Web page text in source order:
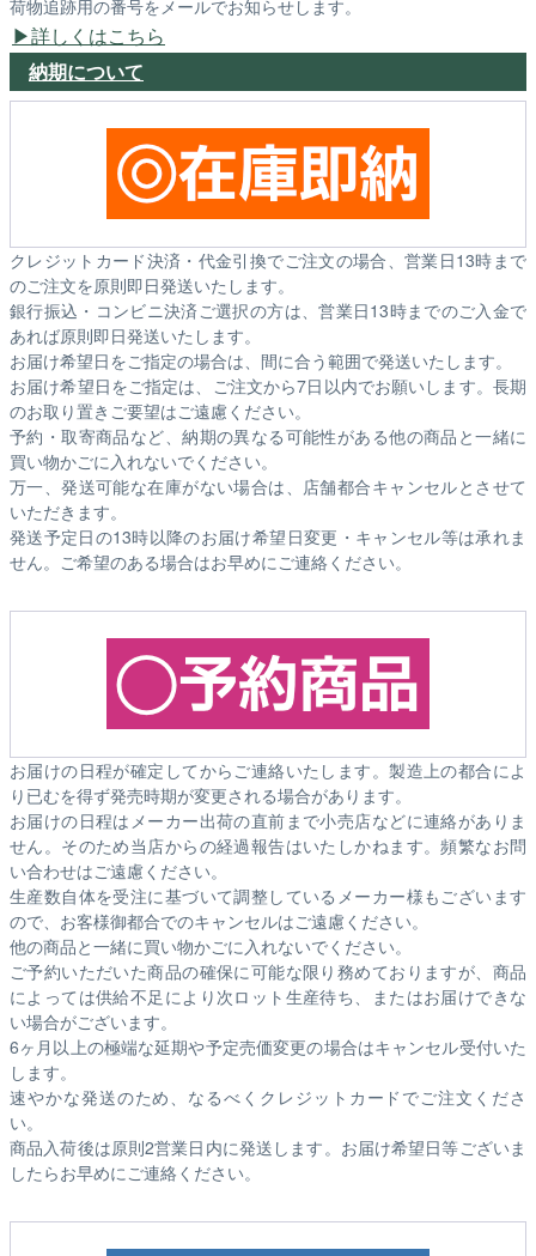
荷物追跡用の番号をメールでお知らせします。
詳しくはこちら
納期について
クレジットカード決済・代金引換でご注文の場合、営業日13時まで
のご注文を原則即日発送いたします。
銀行振込・コンビニ決済ご選択の方は、営業日13時までのご入金で
あれば原則即日発送いたします。
お届け希望日をご指定の場合は、間に合う範囲で発送いたします。
お届け希望日をご指定は、ご注文から7日以内でお願いします。長期
のお取り置きご要望はご遠慮ください。
予約・取寄商品など、納期の異なる可能性がある他の商品と一緒に
買い物かごに入れないでください。
万一、発送可能な在庫がない場合は、店舗都合キャンセルとさせて
いただきます。
発送予定日の13時以降のお届け希望日変更・キャンセル等は承れま
せん。ご希望のある場合はお早めにご連絡ください。
お届けの日程が確定してからご連絡いたします。製造上の都合によ
り已むを得ず発売時期が変更される場合があります。
お届けの日程はメーカー出荷の直前まで小売店などに連絡がありま
せん。そのため当店からの経過報告はいたしかねます。頻繁なお問
い合わせはご遠慮ください。
生産数自体を受注に基づいて調整しているメーカー様もございます
ので、お客様御都合でのキャンセルはご遠慮ください。
他の商品と一緒に買い物かごに入れないでください。
ご予約いただいた商品の確保に可能な限り務めておりますが、商品
によっては供給不足により次ロット生産待ち、またはお届けできな
い場合がございます。
6ヶ月以上の極端な延期や予定売価変更の場合はキャンセル受付いた
します。
速やかな発送のため、なるべくクレジットカードでご注文くださ
い。
商品入荷後は原則2営業日内に発送します。お届け希望日等ございま
したらお早めにご連絡ください。